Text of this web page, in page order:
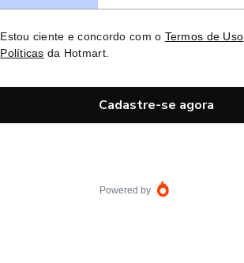
Estou ciente e concordo com o Termos de Uso
Políticas da Hotmart.
Cadastre-se agora
Powered by